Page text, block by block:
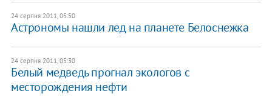
24 серпня 2011, 05:50
Астрономы нашли лед на планете Белоснежка
24 серпня 2011, 05:30
Белый медведь прогнал экологов с
месторождения нефти